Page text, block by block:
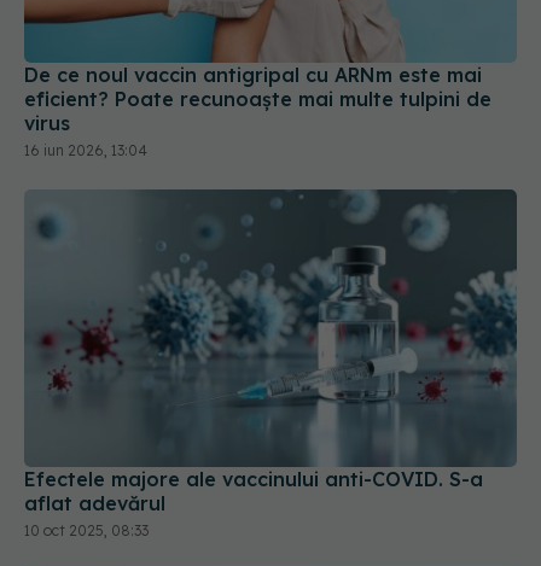
De ce noul vaccin antigripal cu ARNm este mai
eficient? Poate recunoaște mai multe tulpini de
virus
16 iun 2026, 13:04
Efectele majore ale vaccinului anti-COVID. S-a
aflat adevărul
10 oct 2025, 08:33